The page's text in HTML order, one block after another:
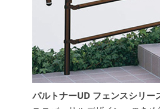
パルトナーUD フェンスシリー